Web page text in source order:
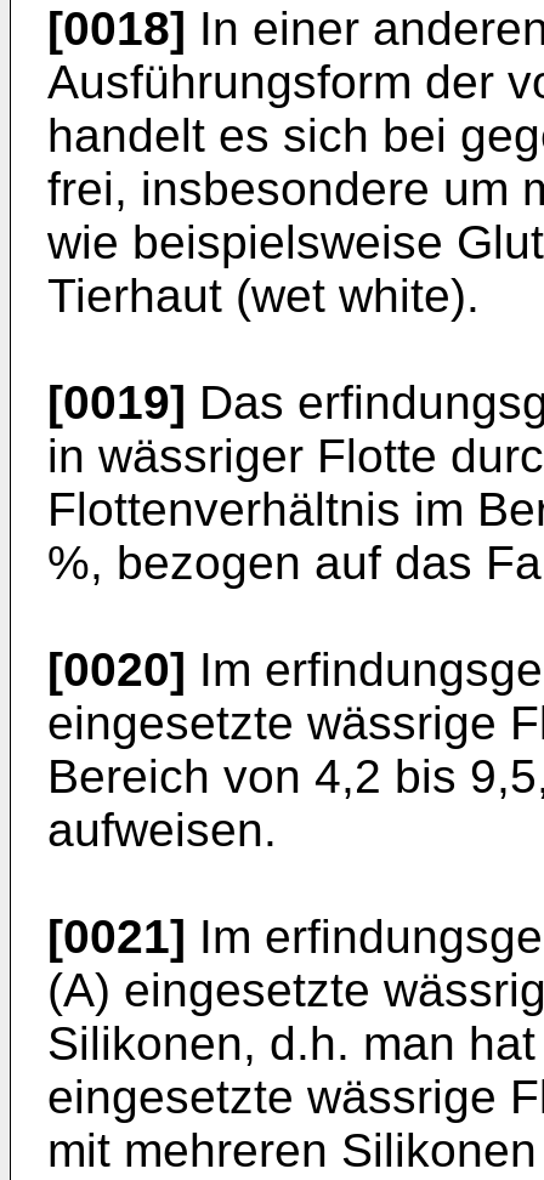
[0018] In einer
Ausführungsform der
handelt es sich bei
frei, insbesondere um
wie beispielsweise
Tierhaut (wet white).
[0019] Das
in wässriger Flotte
Flottenverhältnis im
%, bezogen auf das
[0020] Im
eingesetzte wässrige
Bereich von 4,2 bis
aufweisen.
[0021] Im
(A) eingesetzte
Silikonen, d.h. man
eingesetzte wässrige
mit mehreren